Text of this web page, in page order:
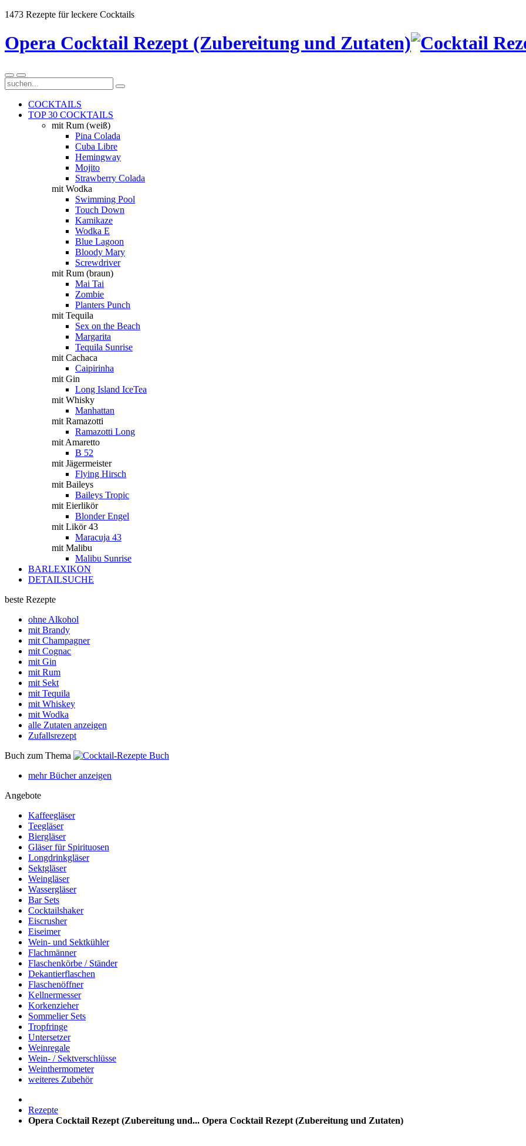
1473 Rezepte für leckere Cocktails
Opera Cocktail Rezept (Zubereitung und Zutaten)
COCKTAILS
TOP 30 COCKTAILS
mit Rum (weiß)
Pina Colada
Cuba Libre
Hemingway
Mojito
Strawberry Colada
mit Wodka
Swimming Pool
Touch Down
Kamikaze
Wodka E
Blue Lagoon
Bloody Mary
Screwdriver
mit Rum (braun)
Mai Tai
Zombie
Planters Punch
mit Tequila
Sex on the Beach
Margarita
Tequila Sunrise
mit Cachaca
Caipirinha
mit Gin
Long Island IceTea
mit Whisky
Manhattan
mit Ramazotti
Ramazotti Long
mit Amaretto
B 52
mit Jägermeister
Flying Hirsch
mit Baileys
Baileys Tropic
mit Eierlikör
Blonder Engel
mit Likör 43
Maracuja 43
mit Malibu
Malibu Sunrise
BARLEXIKON
DETAILSUCHE
beste Rezepte
ohne Alkohol
mit Brandy
mit Champagner
mit Cognac
mit Gin
mit Rum
mit Sekt
mit Tequila
mit Whiskey
mit Wodka
alle Zutaten anzeigen
Zufallsrezept
Buch zum Thema
mehr Bücher anzeigen
Angebote
Kaffeegläser
Teegläser
Biergläser
Gläser für Spirituosen
Longdrinkgläser
Sektgläser
Weingläser
Wassergläser
Bar Sets
Cocktailshaker
Eiscrusher
Eiseimer
Wein- und Sektkühler
Flachmänner
Flaschenkörbe / Ständer
Dekantierflaschen
Flaschenöffner
Kellnermesser
Korkenzieher
Sommelier Sets
Tropfringe
Untersetzer
Weinregale
Wein- / Sektverschlüsse
Weinthermometer
weiteres Zubehör
Rezepte
Opera Cocktail Rezept (Zubereitung und... Opera Cocktail Rezept (Zubereitung und Zutaten)